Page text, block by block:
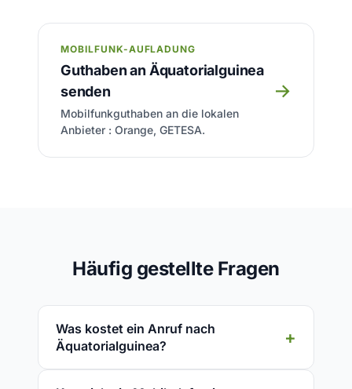
MOBILFUNK-AUFLADUNG
Guthaben an Äquatorialguinea
senden
Mobilfunkguthaben an die lokalen
Anbieter : Orange, GETESA.
→
Häufig gestellte Fragen
Was kostet ein Anruf nach
Äquatorialguinea?